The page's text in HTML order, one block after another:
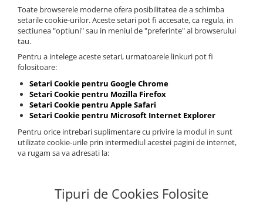
Toate browserele moderne ofera posibilitatea de a schimba
setarile cookie-urilor. Aceste setari pot fi accesate, ca regula, in
sectiunea "optiuni" sau in meniul de "preferinte" al browserului
tau.
Pentru a intelege aceste setari, urmatoarele linkuri pot fi
folositoare:
Setari Cookie pentru Google Chrome
Setari Cookie pentru Mozilla Firefox
Setari Cookie pentru Apple Safari
Setari Cookie pentru Microsoft Internet Explorer
Pentru orice intrebari suplimentare cu privire la modul in sunt
utilizate cookie-urile prin intermediul acestei pagini de internet,
va rugam sa va adresati la:
Tipuri de Cookies Folosite